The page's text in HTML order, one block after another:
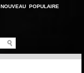
NOUVEAU POPULAIRE